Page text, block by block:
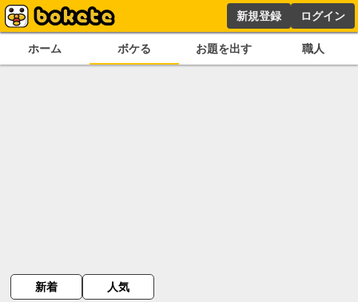
新規登録 ログイン
ホーム ボケる お題を出す 職人
新着 人気